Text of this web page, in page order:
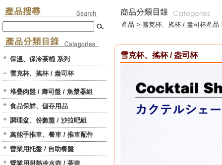
保溫、保冷茶桶 系列
雪克杯、搖杯 / 盎司杯
堆疊肉盤 / 壽司盤 / 魚漿器組
食品保鮮、儲存用品
調理盆、份數盤 / 沙拉吧組
萬能手推車、餐車 / 推車配件
營業用托盤 / 自助餐盤
營業用耐熱冷水壺 / 茶壺
產品 > 雪克杯、搖杯 / 盎司杯產品
雪克杯、搖杯 / 盎司杯